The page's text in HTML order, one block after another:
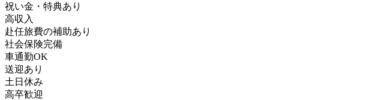
祝い金・特典あり
高収入
赴任旅費の補助あり
社会保険完備
車通勤OK
送迎あり
土日休み
高卒歓迎